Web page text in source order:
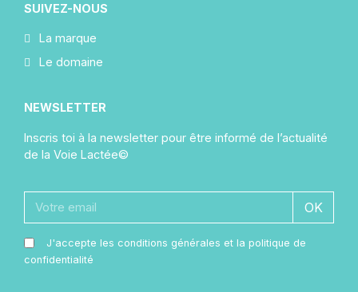
SUIVEZ-NOUS
La marque
Le domaine
NEWSLETTER
Inscris toi à la newsletter pour être informé de l’actualité
de la Voie Lactée©
OK
J'accepte les conditions générales et la politique de
confidentialité